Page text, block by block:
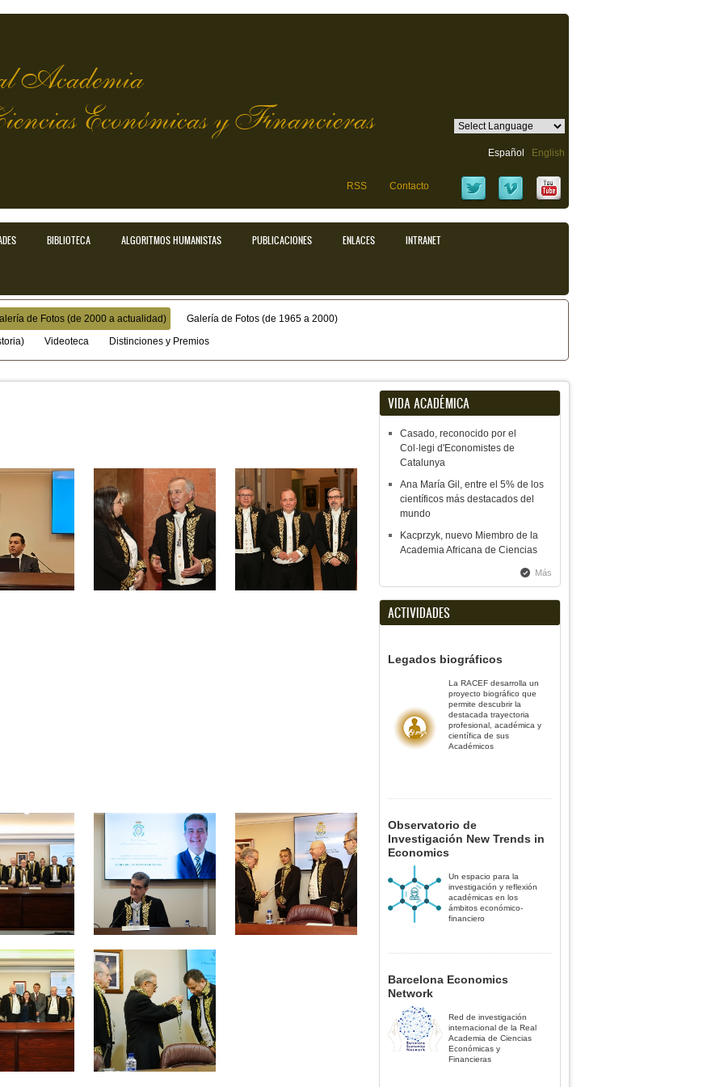
Academia
Económicas y Financieras
Español English
RSS Contacto
BIBLIOTECA ALGORITMOS HUMANISTAS PUBLICACIONES ENLACES INTRANET
de Fotos (de 2000 a actualidad)
Galería de Fotos (de 1965 a 2000)
Videoteca Distinciones y Premios
VIDA ACADÉMICA
Casado, reconocido por el
Col·legi d'Economistes de
Catalunya
Ana María Gil, entre el 5% de los
científicos más destacados del
mundo
Kacprzyk, nuevo Miembro de la
Academia Africana de Ciencias
Más
ACTIVIDADES
Legados biográficos
La RACEF desarrolla un
proyecto biográfico que
permite descubrir la
destacada trayectoria
profesional, académica y
científica de sus
Académicos
Observatorio de
Investigación New Trends in
Economics
Un espacio para la
investigación y reflexión
académicas en los
ámbitos económico-
financiero
Barcelona Economics
Network
Red de investigación
internacional de la Real
Academia de Ciencias
Económicas y
Financieras